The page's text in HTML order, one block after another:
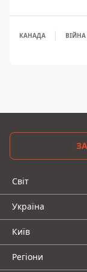
КАНАДА ВІЙНА
Світ
Україна
Київ
Регіони